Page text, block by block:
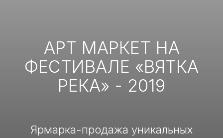
АРТ МАРКЕТ НА
ФЕСТИВАЛЕ «ВЯТКА
РЕКА» - 2019
Ярмарка-продажа уникальных